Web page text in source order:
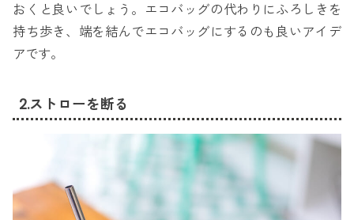
おくと良いでしょう。エコバッグの代わりにふろしきを
持ち歩き、端を結んでエコバッグにするのも良いアイデ
アです。
2.ストローを断る